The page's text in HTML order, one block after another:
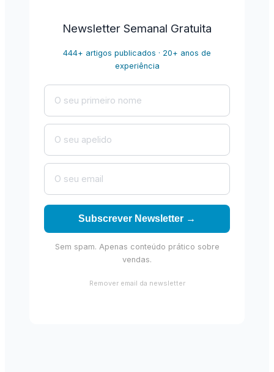
Newsletter Semanal Gratuita
444+ artigos publicados · 20+ anos de
experiência
Subscrever Newsletter →
Sem spam. Apenas conteúdo prático sobre
vendas.
Remover email da newsletter